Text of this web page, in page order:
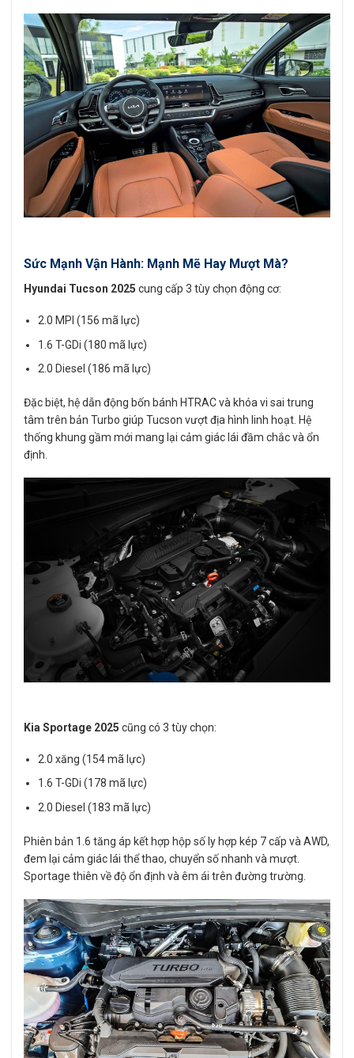
Sức Mạnh Vận Hành: Mạnh Mẽ Hay Mượt Mà?
Hyundai Tucson 2025 cung cấp 3 tùy chọn động cơ:
2.0 MPI (156 mã lực)
1.6 T-GDi (180 mã lực)
2.0 Diesel (186 mã lực)
Đặc biệt, hệ dẫn động bốn bánh HTRAC và khóa vi sai trung
tâm trên bản Turbo giúp Tucson vượt địa hình linh hoạt. Hệ
thống khung gầm mới mang lại cảm giác lái đầm chắc và ổn
định.
Kia Sportage 2025 cũng có 3 tùy chọn:
2.0 xăng (154 mã lực)
1.6 T-GDi (178 mã lực)
2.0 Diesel (183 mã lực)
Phiên bản 1.6 tăng áp kết hợp hộp số ly hợp kép 7 cấp và AWD,
đem lại cảm giác lái thể thao, chuyển số nhanh và mượt.
Sportage thiên về độ ổn định và êm ái trên đường trường.